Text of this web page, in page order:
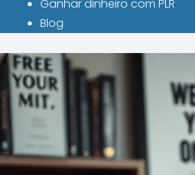
Ganhar dinheiro com PLR
Blog